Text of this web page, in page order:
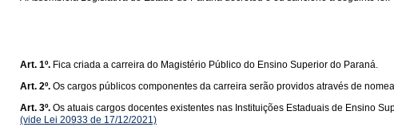
Art. 1º. Fica criada a carreira do Magistério Público do Ensino Superior do Paraná.
Art. 2º. Os cargos públicos componentes da carreira serão providos através de
Art. 3º. Os atuais cargos docentes existentes nas Instituições Estaduais de Ensino
(vide Lei 20933 de 17/12/2021)